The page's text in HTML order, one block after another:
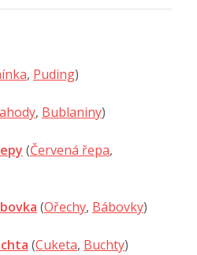
, Puding)
, Bublaniny)
(Červená řepa,
(Ořechy, Bábovky)
(Cuketa, Buchty)